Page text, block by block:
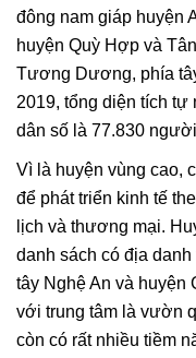
đông nam giáp huyện
huyện Quỳ Hợp và
Tương Dương, phía
2019, tổng diện tích tự
dân số là 77.830
Vì là huyện vùng cao,
để phát triển kinh tế
lịch và thương mại.
danh sách có địa
tây Nghệ An và huyện
với trung tâm là vườn
còn có rất nhiều tiềm